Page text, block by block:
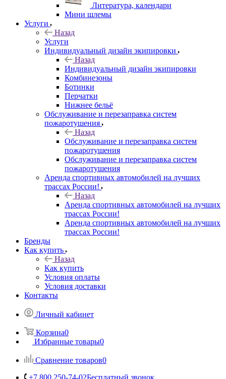
Литература, календари
Мини шлемы
Услуги
Назад
Услуги
Индивидуальный дизайн экипировки
Назад
Индивидуальный дизайн экипировки
Комбинезоны
Ботинки
Перчатки
Нижнее бельё
Обслуживание и перезаправка систем
пожаротушения
Назад
Обслуживание и перезаправка систем
пожаротушения
Обслуживание и перезаправка систем
пожаротушения
Аренда спортивных автомобилей на лучших
трассах России!
Назад
Аренда спортивных автомобилей на лучших
трассах России!
Аренда спортивных автомобилей на лучших
трассах России!
Бренды
Как купить
Назад
Как купить
Условия оплаты
Условия доставки
Контакты
Личный кабинет
Корзина0
Избранные товары0
Сравнение товаров0
+7 800 250-74-02Бесплатный звонок